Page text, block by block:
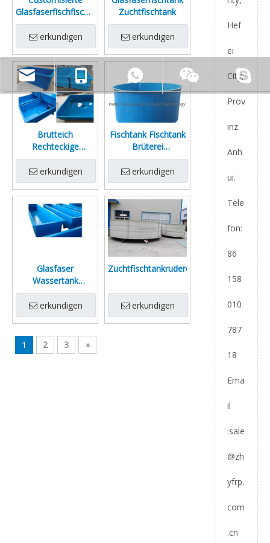
Glasfaserfischfischtank
-Brutteich
erkundigen
Zuchtfischtank
erkundigen
Brutteich
Rechteckige
Fischtank Fischtank
Fischtank
erkundigen
Fischtank Fischtank
Brüterei
Wassertank
Zuchtfischtank
erkundigen
Glasfaser
Wassertank
Aquakultur Tank
Fischteich
erkundigen
Zuchtfischtankrudereiteich
erkundigen
1 2 3 »
Hef
ei
City,
Prov
inz
Anh
ui.
Tele
fon:
86
158
010
787
18
Ema
il
:sale
@zh
yfrp.
com
.cn